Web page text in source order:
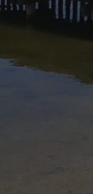
Ten plik cookie
użytkownika oraz
prywatności
wybory dotyczące
zgody, zapewniając
konfigurować
i zgodność z
Ten plik cookie
Jest to korzystne
umożliwia